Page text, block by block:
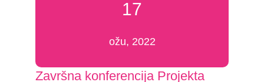
17
ožu, 2022
Završna konferencija Projekta